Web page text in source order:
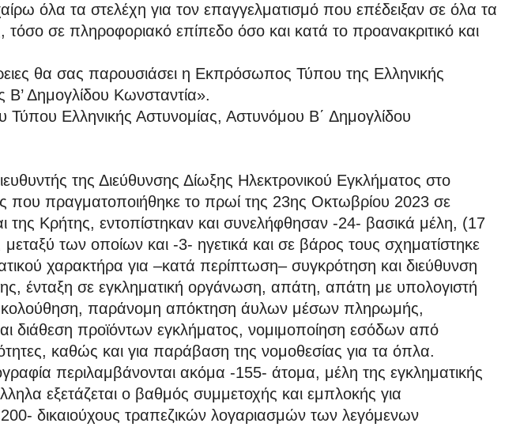
όλα τα στελέχη για τον επαγγελματισμό που επέδειξαν σε όλα τα
τόσο σε πληροφοριακό επίπεδο όσο και κατά το προανακριτικό και
θα σας παρουσιάσει η Εκπρόσωπος Τύπου της Ελληνικής
Δημογλίδου Κωνσταντία».
Ελληνικής Αστυνομίας, Αστυνόμου Β΄ Δημογλίδου
της Διεύθυνσης Δίωξης Ηλεκτρονικού Εγκλήματος στο
που πραγματοποιήθηκε το πρωί της 23ης Οκτωβρίου 2023 σε
της Κρήτης, εντοπίστηκαν και συνελήφθησαν -24- βασικά μέλη, (17
μεταξύ των οποίων και -3- ηγετικά και σε βάρος τους σχηματίστηκε
χαρακτήρα για –κατά περίπτωση– συγκρότηση και διεύθυνση
ένταξη σε εγκληματική οργάνωση, απάτη, απάτη με υπολογιστή
παράνομη απόκτηση άυλων μέσων πληρωμής,
διάθεση προϊόντων εγκλήματος, νομιμοποίηση εσόδων από
καθώς και για παράβαση της νομοθεσίας για τα όπλα.
περιλαμβάνονται ακόμα -155- άτομα, μέλη της εγκληματικής
εξετάζεται ο βαθμός συμμετοχής και εμπλοκής για
δικαιούχους τραπεζικών λογαριασμών των λεγόμενων